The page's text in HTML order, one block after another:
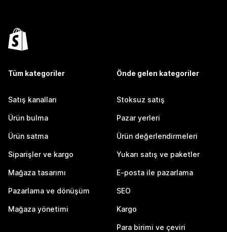
Tüm kategoriler
Satış kanalları
Ürün bulma
Ürün satma
Siparişler ve kargo
Mağaza tasarımı
Pazarlama ve dönüşüm
Mağaza yönetimi
Önde gelen kategoriler
Stoksuz satış
Pazar yerleri
Ürün değerlendirmeleri
Yukarı satış ve paketler
E-posta ile pazarlama
SEO
Kargo
Para birimi ve çeviri